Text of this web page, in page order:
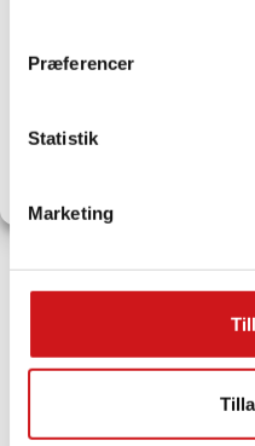
Præferencer
Statistik
Marketing